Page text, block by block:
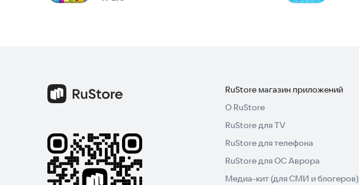
RuStore магазин приложений
О RuStore
RuStore для TV
RuStore для телефона
RuStore для ОС Аврора
Медиа-кит (для СМИ и блогеров)